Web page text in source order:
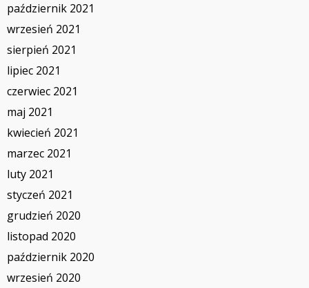
październik 2021
wrzesień 2021
sierpień 2021
lipiec 2021
czerwiec 2021
maj 2021
kwiecień 2021
marzec 2021
luty 2021
styczeń 2021
grudzień 2020
listopad 2020
październik 2020
wrzesień 2020